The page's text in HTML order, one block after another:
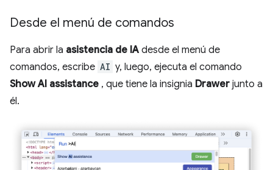
Desde el menú de comandos
Para abrir la asistencia de IA desde el menú de
comandos, escribe AI y, luego, ejecuta el comando
Show AI assistance , que tiene la insignia Drawer junto a
él.